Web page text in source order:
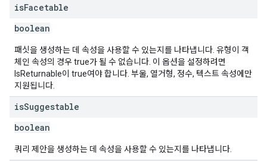
isFacetable
boolean
패싯을 생성하는 데 속성을 사용할 수 있는지를 나타냅니다. 유형이 객
체인 속성의 경우 true가 될 수 없습니다. 이 옵션을 설정하려면
IsReturnable이 true여야 합니다. 부울, 열거형, 정수, 텍스트 속성에만
지원됩니다.
isSuggestable
boolean
쿼리 제안을 생성하는 데 속성을 사용할 수 있는지를 나타냅니다.